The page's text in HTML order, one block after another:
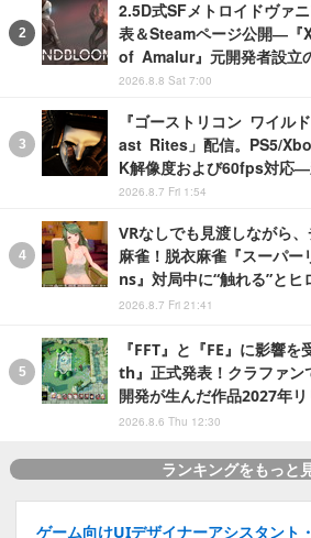
2.5D式SFメトロイドヴァ
表＆Steamページ公開―
of Amalur』元開発者設立
2026.8.8 Sat 7:00
『ゴーストリコン ワイル
ast Rites」配信。PS5/
K解像度および60fps対応―
2026.8.7 Fri 1:54
VRなしでも見渡しながら
麻雀！脱衣麻雀『スーパ
ns』対局中に“触れる”とヒ
2026.8.7 Fri 21:41
『FFT』と『FE』に影響
th』正式発表！クラファン
開発が生んだ作品2027年
2026.8.6 Thu 12:30
ランキングをもっと
ゲーム向けUIデザイナーアシスタント